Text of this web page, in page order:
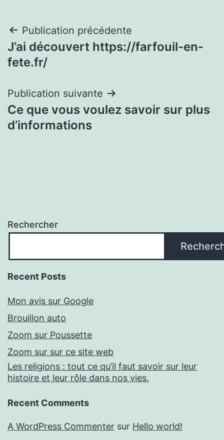
Navigation
de
Publication précédente
J’ai découvert https://farfouil-en-
fete.fr/
Publication suivante
Ce que vous voulez savoir sur plus
d’informations
Rechercher
Recent Posts
Mon avis sur Google
Brouillon auto
Zoom sur Poussette
Zoom sur sur ce site web
Les religions : tout ce qu’il faut savoir sur leur
histoire et leur rôle dans nos vies.
Recent Comments
A WordPress Commenter sur Hello world!